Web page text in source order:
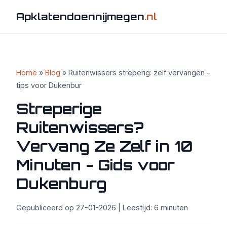
Apklatendoennijmegen.nl
Home » Blog » Ruitenwissers streperig: zelf vervangen -
tips voor Dukenbur
Streperige
Ruitenwissers?
Vervang Ze Zelf in 10
Minuten - Gids voor
Dukenburg
Gepubliceerd op 27-01-2026 | Leestijd: 6 minuten